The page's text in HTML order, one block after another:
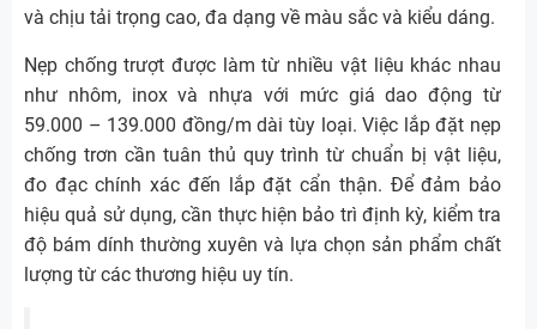
và chịu tải trọng cao, đa dạng về màu sắc và kiểu dáng.
Nẹp chống trượt được làm từ nhiều vật liệu khác nhau
như nhôm, inox và nhựa với mức giá dao động từ
59.000 – 139.000 đồng/m dài tùy loại. Việc lắp đặt nẹp
chống trơn cần tuân thủ quy trình từ chuẩn bị vật liệu,
đo đạc chính xác đến lắp đặt cẩn thận. Để đảm bảo
hiệu quả sử dụng, cần thực hiện bảo trì định kỳ, kiểm tra
độ bám dính thường xuyên và lựa chọn sản phẩm chất
lượng từ các thương hiệu uy tín.